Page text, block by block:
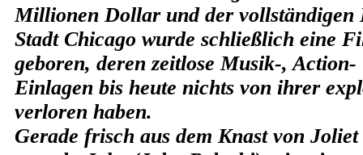
Millionen Dollar und der vollständigen
Stadt Chicago wurde schließlich eine
geboren, deren zeitlose Musik-, Action-
Einlagen bis heute nichts von ihrer
verloren haben.
Gerade frisch aus dem Knast von Joliet